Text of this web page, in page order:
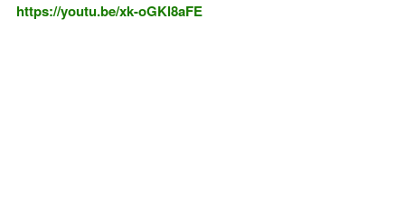
https://youtu.be/xk-oGKl8aFE